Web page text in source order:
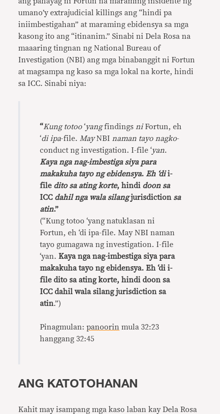
umano’y extrajudicial killings ang “hindi pa
iniimbestigahan” at maraming ebidensya sa mga
kasong ito ang “itinanim.” Sinabi ni Dela Rosa na
maaaring tingnan ng National Bureau of
Investigation (NBI) ang mga binabanggit ni Fortun
at magsampa ng kaso sa mga lokal na korte, hindi
sa ICC. Sinabi niya:
“Kung totoo‘yangfindings niFortun, eh
‘di ipa-file. MayNBI naman tayo nagko-
conduct ng investigation. I-file ‘yan.
Kaya nga nag-imbestiga siya para
makakuha tayo ng ebidensya. Eh ‘dii-
file dito sa ating korte, hindi doon sa
ICC dahil nga wala silangjurisdiction sa
atin.”
(“Kung totoo ‘yang natuklasan ni
Fortun, eh ‘di ipa-file. May NBI naman
tayo gumagawa ng investigation. I-file
‘yan.Kaya nga nag-imbestiga siya para
makakuha tayo ng ebidensya. Eh ‘di i-
file dito sa ating korte, hindi doon sa
ICC dahil wala silang jurisdiction sa
atin.”)
Pinagmulan:panoorin mula 32:23
hanggang 32:45
ANG KATOTOHANAN
Kahit may isampang mga kaso laban kay Dela Rosa